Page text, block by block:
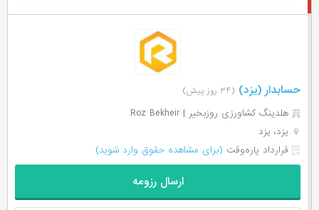
حسابدار (یزد) (۳۴ روز پیش)
هلدینگ کشاورزی روزبخیر | Roz Bekheir
یزد، یزد
قرارداد پاره‌وقت (برای مشاهده حقوق وارد شوید)
ارسال رزومه